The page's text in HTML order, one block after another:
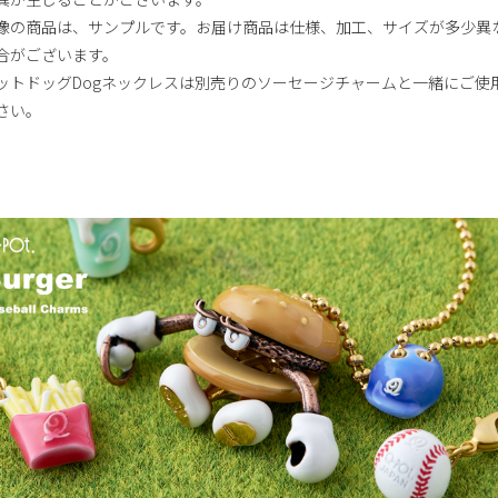
商品は、サンプルです。お届け商品は仕様、加工、サイズが多少異
がございます。
ドッグDogネックレスは別売りのソーセージチャームと一緒にご使
。